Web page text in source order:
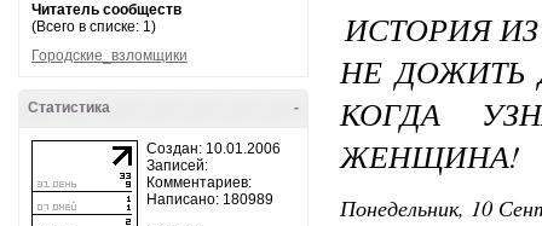
Читатель сообществ
(Всего в списке: 1)
Городские_взломщики
-
Статистика
Создан: 10.01.2006
Записей:
Комментариев:
Написано: 180989
ИСТОРИЯ
НЕ ДОЖИТЬ
КОГДА
ЖЕНЩИНА!
Понедельник, 10